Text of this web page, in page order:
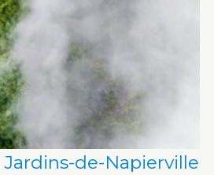
Jardins-de-Napierville